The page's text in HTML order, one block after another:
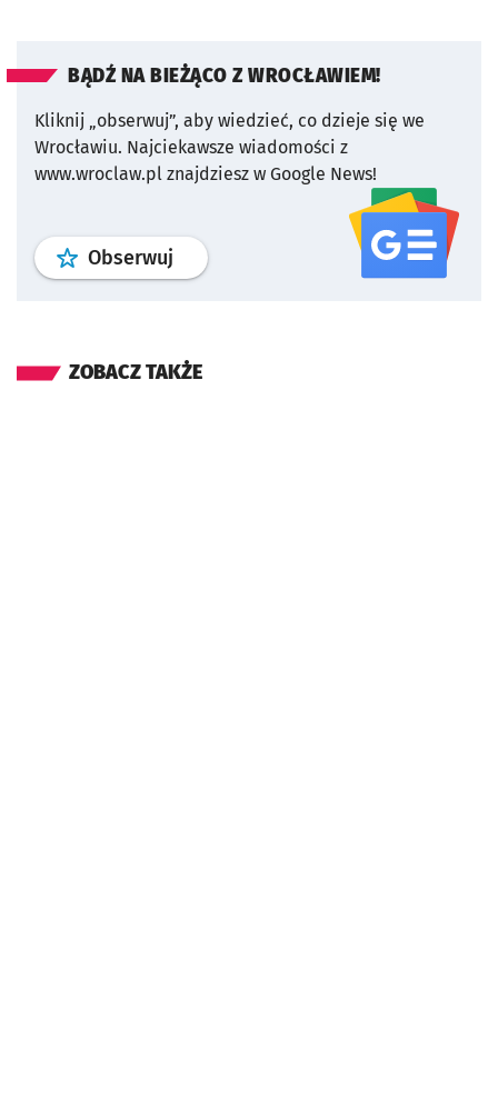
BĄDŹ NA BIEŻĄCO Z WROCŁAWIEM!
Kliknij „obserwuj”, aby wiedzieć, co dzieje się we
Wrocławiu. Najciekawsze wiadomości z
www.wroclaw.pl znajdziesz w Google News!
Obserwuj profil serwisu
ZOBACZ TAKŻE